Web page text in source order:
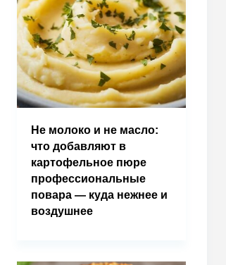
Не молоко и не масло:
что добавляют в
картофельное пюре
профессиональные
повара — куда нежнее и
воздушнее